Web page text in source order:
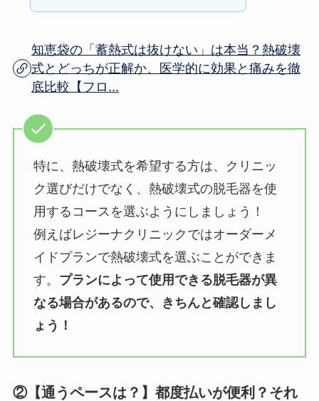
知恵袋の「蓄熱式は抜けない」は本当？熱破壊
式とどっちが正解か、医学的に効果と痛みを徹
底比較【フロ...
特に、熱破壊式を希望する方は、クリニッ
ク選びだけでなく、熱破壊式の脱毛器を使
用するコースを選ぶようにしましょう！
例えばレジーナクリニックではオーダーメ
イドプランで熱破壊式を選ぶことができま
す。 プランによって使用できる脱毛器が異
なる場合があるので、きちんと確認しまし
ょう！
②【通うペースは？】都度払いが便利？それ